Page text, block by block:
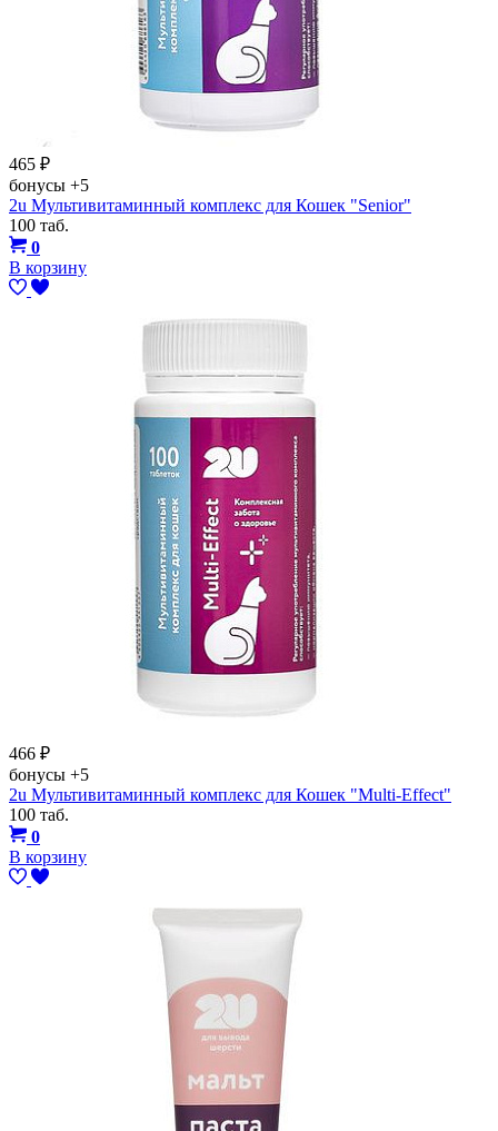
465 ₽
бонусы +5
2u Мультивитаминный комплекс для Кошек "Senior"
100 таб.
0
В корзину
466 ₽
бонусы +5
2u Мультивитаминный комплекс для Кошек "Multi-Effect"
100 таб.
0
В корзину